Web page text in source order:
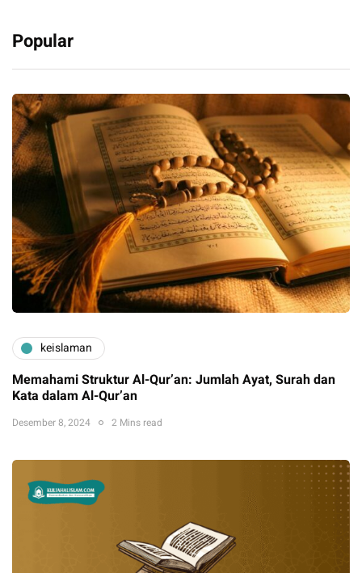
Popular
keislaman
Memahami Struktur Al-Qur’an: Jumlah Ayat, Surah dan
Kata dalam Al-Qur’an
Desember 8, 2024 2 Mins read